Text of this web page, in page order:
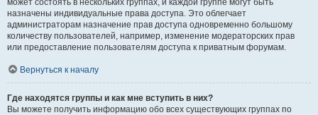
может состоять в нескольких группах, и каждой группе могут быть
назначены индивидуальные права доступа. Это облегчает
администраторам назначение прав доступа одновременно большому
количеству пользователей, например, изменение модераторских прав
или предоставление пользователям доступа к приватным форумам.
Вернуться к началу
Где находятся группы и как мне вступить в них?
Вы можете получить информацию обо всех существующих группах по